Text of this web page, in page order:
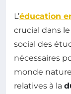
L’éducation
crucial dans
social des
nécessaires
monde
relatives à la